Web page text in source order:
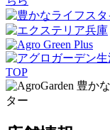
TOP
豊か
ター